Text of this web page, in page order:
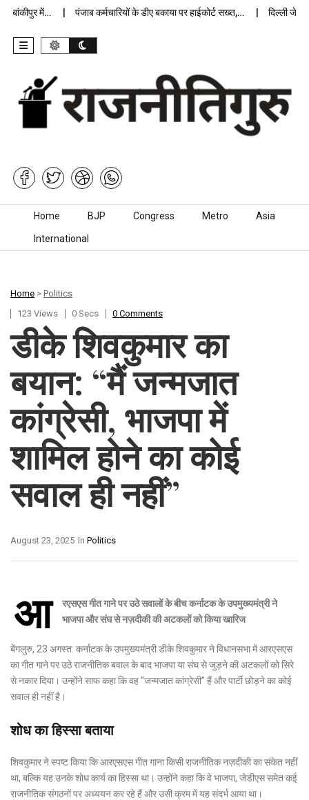
में… पंजाब कर्मचारियों के डीए बकाया पर हाईकोर्ट सख्त,… दिल्ली जेलों में
Skip to content
Home BJP Congress Metro Asia
International
Home > Politics
123 Views
0 Secs 0 Comments
डीके शिवकुमार का
बयान: “मैं जन्मजात
कांग्रेसी, भाजपा में
शामिल होने का कोई
सवाल ही नहीं”
In Politics
August 23, 2025
आ
रएसएस गीत गाने पर उठे सवालों के बीच कर्नाटक के उपमुख्यमंत्री ने
भाजपा और संघ से नज़दीकी की अटकलों को किया खारिज
बेंगलुरु, 23 अगस्त: कर्नाटक के उपमुख्यमंत्री डीके शिवकुमार ने विधानसभा में आरएसएस
का गीत गाने पर उठे राजनीतिक बवाल के बाद भाजपा या संघ से जुड़ने की अटकलों को सिरे
से नकार दिया। उन्होंने साफ कहा कि वह “जन्मजात कांग्रेसी” हैं और पार्टी छोड़ने का कोई
सवाल ही नहीं है।
शोध का हिस्सा बताया
शिवकुमार ने स्पष्ट किया कि आरएसएस गीत गाना किसी राजनीतिक नज़दीकी का संकेत नहीं
था, बल्कि यह उनके शोध कार्य का हिस्सा था। उन्होंने कहा कि वे भाजपा, जेडीएस समेत कई
राजनीतिक संगठनों पर अध्ययन कर रहे हैं और उसी क्रम में यह संदर्भ आया था।